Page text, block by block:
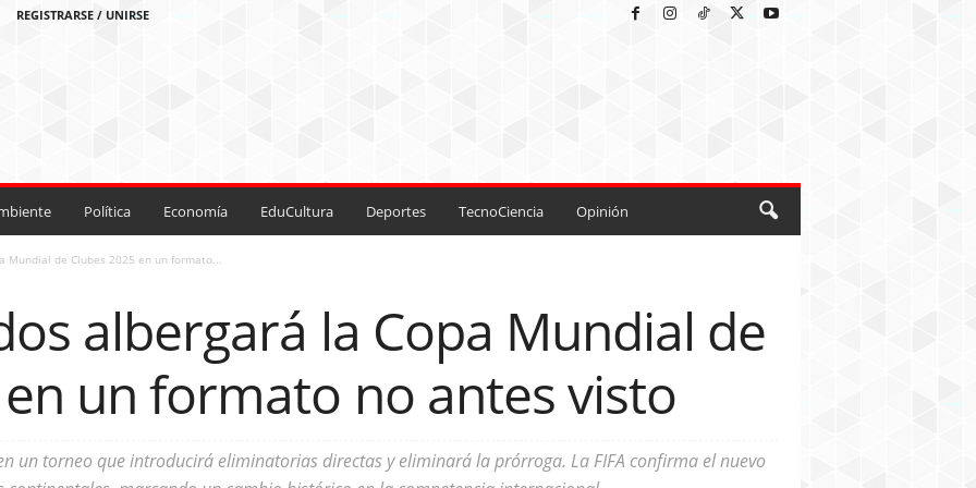
REGISTRARSE / UNIRSE
Política Economía EduCultura Deportes TecnoCiencia Opinión
Mundial de Clubes 2025 en un formato...
albergará la Copa Mundial de
un formato no antes visto
un torneo que introducirá eliminatorias directas y eliminará la prórroga. La FIFA confirma el nuevo